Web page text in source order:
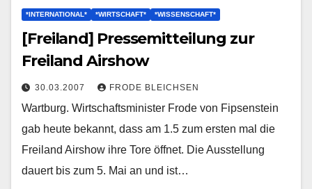
*INTERNATIONAL* *WIRTSCHAFT* *WISSENSCHAFT*
[Freiland] Pressemitteilung zur
Freiland Airshow
30.03.2007 FRODE BLEICHSEN
Wartburg. Wirtschaftsminister Frode von Fipsenstein
gab heute bekannt, dass am 1.5 zum ersten mal die
Freiland Airshow ihre Tore öffnet. Die Ausstellung
dauert bis zum 5. Mai an und ist…